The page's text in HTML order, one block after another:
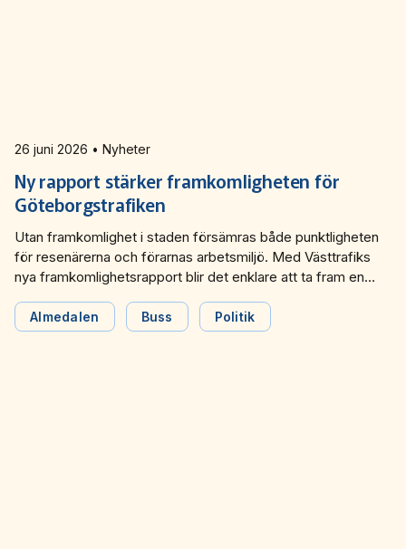
26 juni 2026 • Nyheter
Ny rapport stärker framkomligheten för
Göteborgstrafiken
Utan framkomlighet i staden försämras både punktligheten
för resenärerna och förarnas arbetsmiljö. Med Västtrafiks
nya framkomlighetsrapport blir det enklare att ta fram en
lösa effektivare. De berättade Västtrafik om under ett
seminarium under Almedalsveckan.
Almedalen Buss Politik